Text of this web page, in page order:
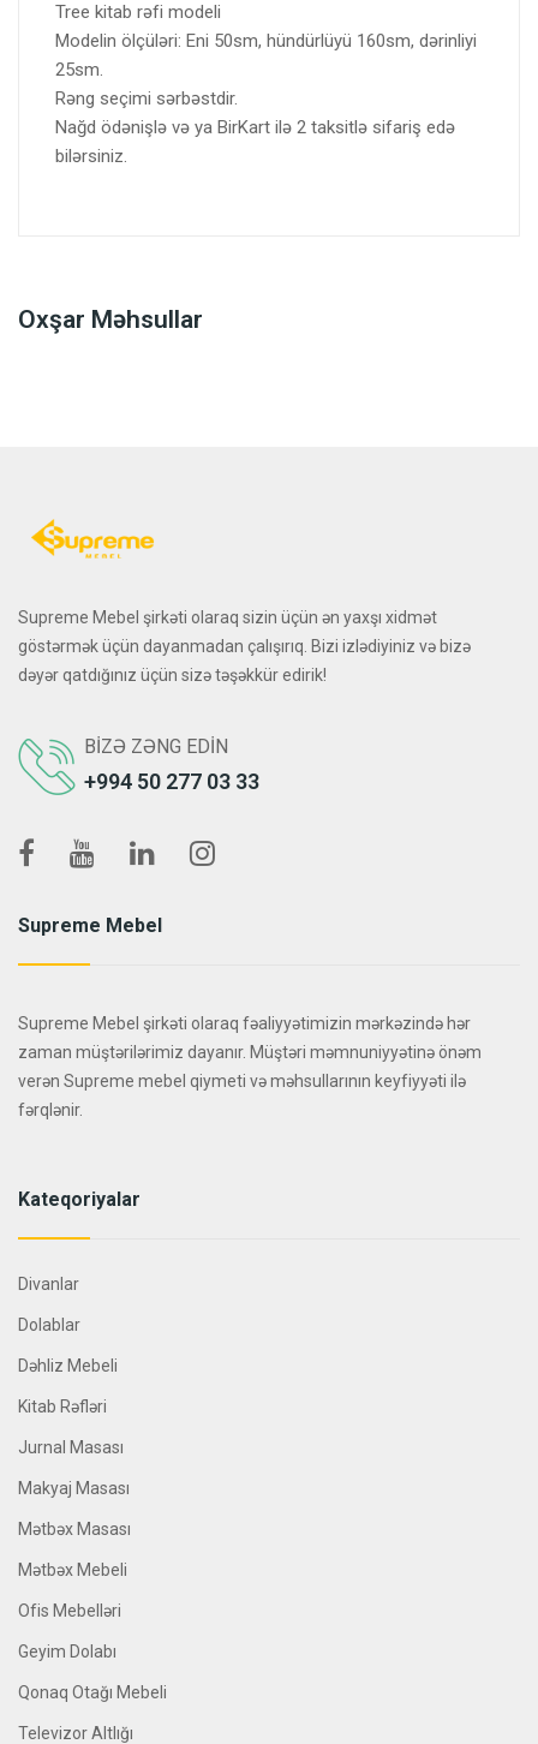
Tree kitab rəfi modeli
Modelin ölçüləri: Eni 50sm, hündürlüyü 160sm, dərinliyi
25sm.
Rəng seçimi sərbəstdir.
Nağd ödənişlə və ya BirKart ilə 2 taksitlə sifariş edə
bilərsiniz.
Oxşar Məhsullar
Supreme Mebel şirkəti olaraq sizin üçün ən yaxşı xidmət
göstərmək üçün dayanmadan çalışırıq. Bizi izlədiyiniz və bizə
dəyər qatdığınız üçün sizə təşəkkür edirik!
BIZƏ ZƏNG EDIN
+994 50 277 03 33
Supreme Mebel
Supreme Mebel şirkəti olaraq fəaliyyətimizin mərkəzində hər
zaman müştərilərimiz dayanır. Müştəri məmnuniyyətinə önəm
verən Supreme mebel qiymeti və məhsullarının keyfiyyəti ilə
fərqlənir.
Kateqoriyalar
Divanlar
Dolablar
Dəhliz Mebeli
Kitab Rəfləri
Jurnal Masası
Makyaj Masası
Mətbəx Masası
Mətbəx Mebeli
Ofis Mebelləri
Geyim Dolabı
Qonaq Otağı Mebeli
Televizor Altlığı